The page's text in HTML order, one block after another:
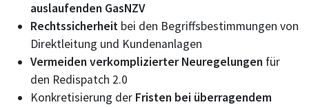
auslaufenden GasNZV
Rechtssicherheit bei den Begriffsbestimmungen von
Direktleitung und Kundenanlagen
Vermeiden verkomplizierter Neuregelungen für
den Redispatch 2.0
Konkretisierung der Fristen bei überragendem